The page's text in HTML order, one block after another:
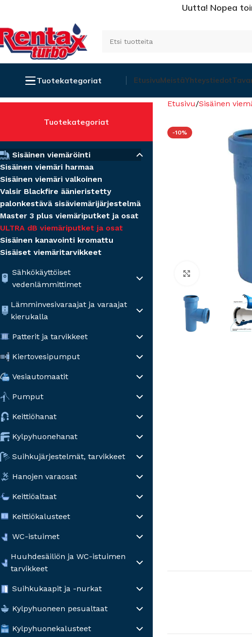
Uutta! Nopea
Tuotekategoriat EtusivuMeistäYhteystiedot
Tuotekategoriat
Sähkökäyttöiset
vedenlämmittimet
Lämminvesivaraajat ja varaajat
kierukalla
Patterit ja tarvikkeet
Kiertovesipumput
Vesiautomaatit
Pumput
Keittiöhanat
Kylpyhuonehanat
Suihkujärjestelmät, tarvikkeet
Hanojen varaosat
Keittiöaltaat
Keittiökalusteet
WC-istuimet
Huuhdesäiliön ja WC-istuimen
tarvikkeet
Suihkukaapit ja -nurkat
Kylpyhuoneen pesualtaat
Kylpyhuonekalusteet
Sisäinen viemäröinti
Sisäinen viemäri harmaa
Sisäinen viemäri valkoinen
Valsir Blackfire äänieristetty
palonkestävä sisäviemärijärjestelmä
Master 3 plus viemäriputket ja osat
ULTRA dB viemäriputket ja osat
Sisäinen kanavointi kromattu
Sisäiset viemäritarvikkeet
Etusivu Sisäinen
-10%
Click to enlarge